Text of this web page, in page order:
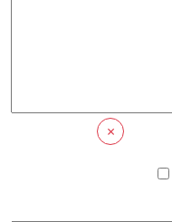
×